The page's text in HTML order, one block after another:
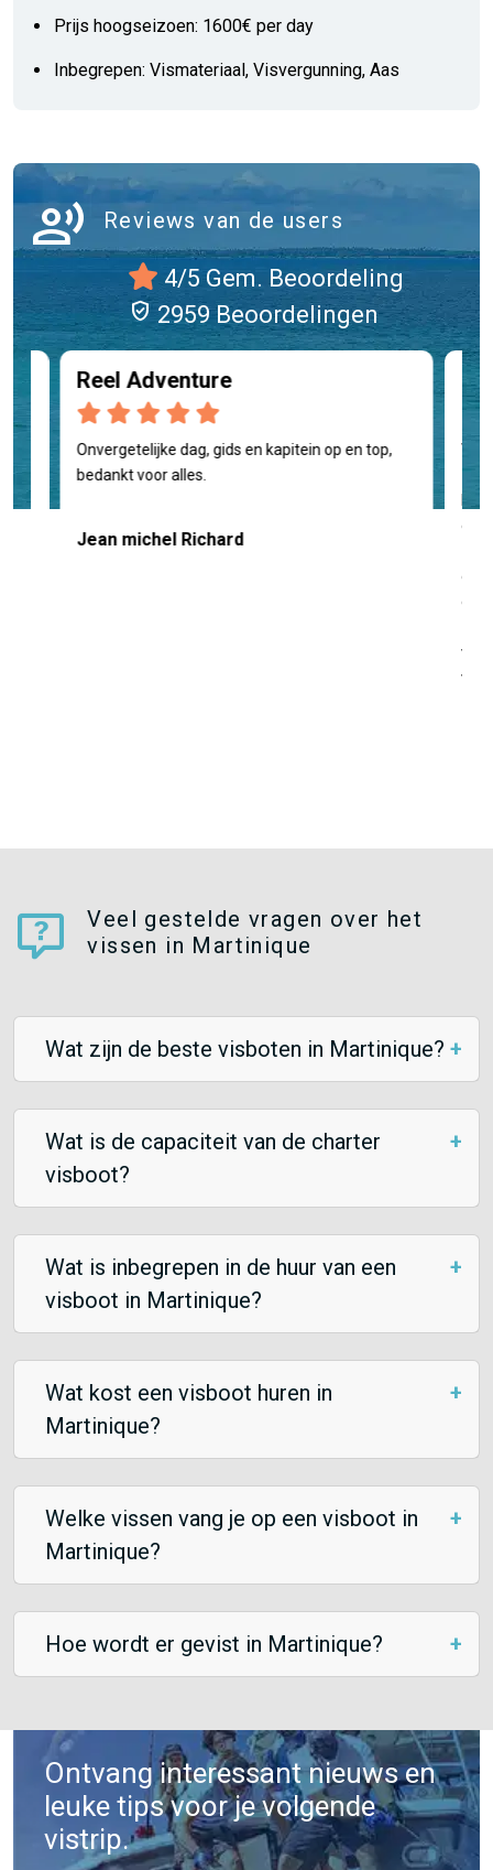
Prijs hoogseizoen: 1600€ per day
Inbegrepen: Vismateriaal, Visvergunning, Aas
record_voice_over Reviews van de users
4/5 Gem. Beoordeling
verified_user 2959 Beoordelingen
Reel Adventure
Onvergetelijke dag, gids en kapitein op en top,
bedankt voor alles.
Jean michel Richard
We
zou
veel
van
Veel gestelde vragen over het
vissen in Martinique
Wat zijn de beste visboten in Martinique?
Wat is de capaciteit van de charter
visboot?
Wat is inbegrepen in de huur van een
visboot in Martinique?
Wat kost een visboot huren in
Martinique?
Welke vissen vang je op een visboot in
Martinique?
Hoe wordt er gevist in Martinique?
Ontvang interessant nieuws en
leuke tips voor je volgende
vistrip.